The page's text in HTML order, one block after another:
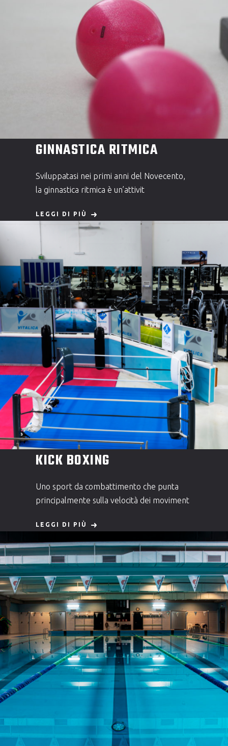
GINNASTICA RITMICA
Sviluppatasi nei primi anni del Novecento,
la ginnastica ritmica è un’attivit
LEGGI DI PIÙ
KICK BOXING
Uno sport da combattimento che punta
principalmente sulla velocità dei moviment
LEGGI DI PIÙ